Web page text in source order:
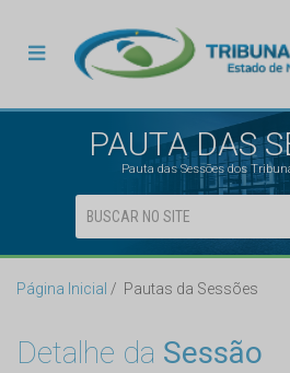
PAUTA DAS
Pauta das Sessões dos
Página Inicial Pautas da Sessões
Detalhe da Sessão